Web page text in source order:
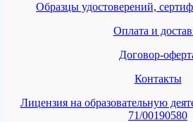
Образцы удостоверений,
Оплата и
Договор-
Контакты
Лицензия на образовательную
71/00190580